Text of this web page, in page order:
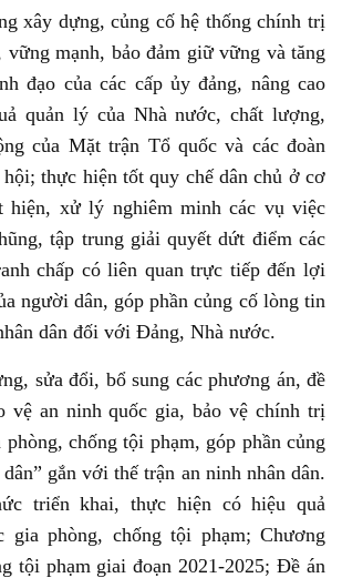
xây dựng, củng cố hệ thống chính trị
vững mạnh, bảo đảm giữ vững và tăng
đạo của các cấp ủy đảng, nâng cao
quản lý của Nhà nước, chất lượng,
của Mặt trận Tổ quốc và các đoàn
thực hiện tốt quy chế dân chủ ở cơ
hiện, xử lý nghiêm minh các vụ việc
tập trung giải quyết dứt điểm các
chấp có liên quan trực tiếp đến lợi
người dân, góp phần củng cố lòng tin
dân đối với Đảng, Nhà nước.
sửa đổi, bổ sung các phương án, đề
vệ an ninh quốc gia, bảo vệ chính trị
chống tội phạm, góp phần củng
gắn với thế trận an ninh nhân dân.
triển khai, thực hiện có hiệu quả
gia phòng, chống tội phạm; Chương
tội phạm giai đoạn 2021-2025; Đề án